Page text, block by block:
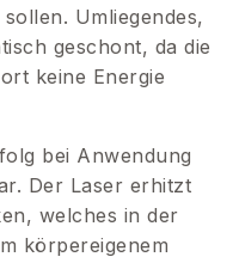
Umliegendes,
geschont, da die
keine Energie
bei Anwendung
Der Laser erhitzt
welches in der
körpereigenem